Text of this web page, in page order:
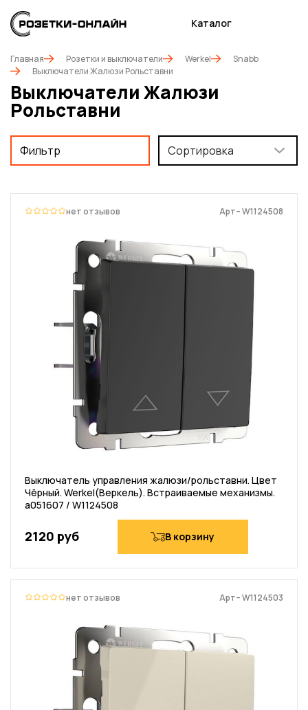
Каталог
Главная Розетки и выключатели Werkel
Snabb
Выключатели Жалюзи Рольставни
Выключатели Жалюзи
Рольставни
Фильтр Сортировка
нет отзывов Арт– W1124508
Выключатель управления жалюзи/рольставни. Цвет
Чёрный. Werkel(Веркель). Встраиваемые механизмы.
a051607 / W1124508
2120 руб В корзину
нет отзывов Арт– W1124503